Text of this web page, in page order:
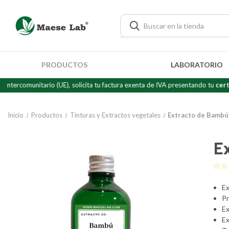
PRODUCTOS LABORATORIO
(UE), solicita tu factura exenta de IVA presentando tucertificado
Inicio Productos Tinturas y Extractos vegetales Extracto de